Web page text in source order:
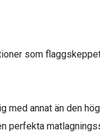
som
med annat än den